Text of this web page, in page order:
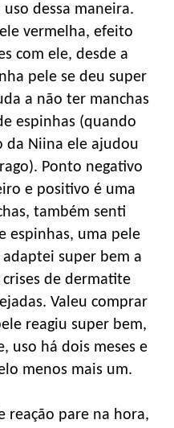
dessa maneira.
vermelha, efeito
com ele, desde a
pele se deu super
a não ter manchas
espinhas (quando
da Niina ele ajudou
Ponto negativo
e positivo é uma
também senti
espinhas, uma pele
super bem a
de dermatite
Valeu comprar
reagiu super bem,
uso há dois meses e
menos mais um.
reação pare na hora,